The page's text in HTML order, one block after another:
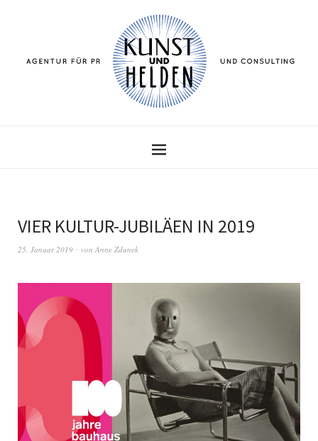
VIER KULTUR-JUBILÄEN IN 2019
25. Januar 2019 von Anne Zdunek